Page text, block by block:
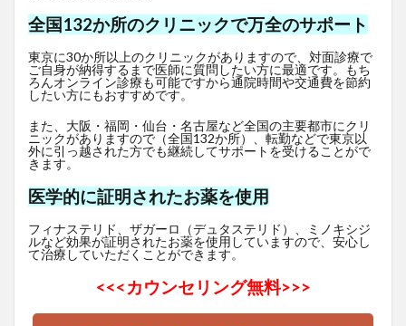
全国132か所のクリニックで万全のサポート
東京に30か所以上のクリニックがありますので、対面診療で
ご自身が納得するまで医師に質問したい方に最適です。もち
ろんオンライン診療も可能ですから通院時間や交通費を節約
したい方にもおすすめです。
また、大阪・福岡・仙台・名古屋など全国の主要都市にクリ
ニックがありますので（全国132か所）、転勤などで東京以
外に引っ越された方でも継続してサポートを受けることがで
きます。
医学的に証明されたお薬を使用
フィナステリド、ザガーロ（デュタステリド）、ミノキシジ
ルなど効果が証明されたお薬を使用していますので、安心し
て治療していただくことができます。
<<<カウンセリング無料>>>